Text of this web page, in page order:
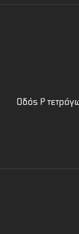
Οδός Ρ